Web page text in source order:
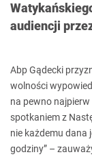
audiencji
Abp Gądecki
wolności
na pewno
spotkaniem z
nie każdemu dana
godziny” –